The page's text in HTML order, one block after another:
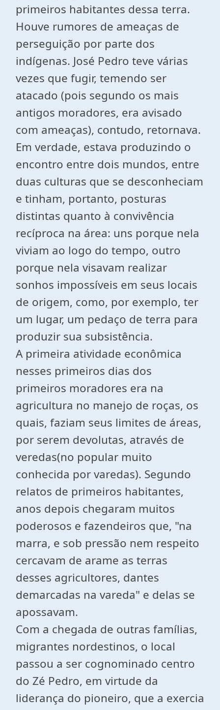
primeiros habitantes dessa terra.
Houve rumores de ameaças de
perseguição por parte dos
indígenas. José Pedro teve várias
vezes que fugir, temendo ser
atacado (pois segundo os mais
antigos moradores, era avisado
com ameaças), contudo, retornava.
Em verdade, estava produzindo o
encontro entre dois mundos, entre
duas culturas que se desconheciam
e tinham, portanto, posturas
distintas quanto à convivência
recíproca na área: uns porque nela
viviam ao logo do tempo, outro
porque nela visavam realizar
sonhos impossíveis em seus locais
de origem, como, por exemplo, ter
um lugar, um pedaço de terra para
produzir sua subsistência.
A primeira atividade econômica
nesses primeiros dias dos
primeiros moradores era na
agricultura no manejo de roças, os
quais, faziam seus limites de áreas,
por serem devolutas, através de
veredas(no popular muito
conhecida por varedas). Segundo
relatos de primeiros habitantes,
anos depois chegaram muitos
poderosos e fazendeiros que, "na
marra, e sob pressão nem respeito
cercavam de arame as terras
desses agricultores, dantes
demarcadas na vareda" e delas se
apossavam.
Com a chegada de outras famílias,
migrantes nordestinos, o local
passou a ser cognominado centro
do Zé Pedro, em virtude da
liderança do pioneiro, que a exercia